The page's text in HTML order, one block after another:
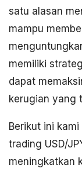
satu alasan
mampu
memiliki
dapat
kerugian yang
Berikut ini
trading USD/
meningkatkan